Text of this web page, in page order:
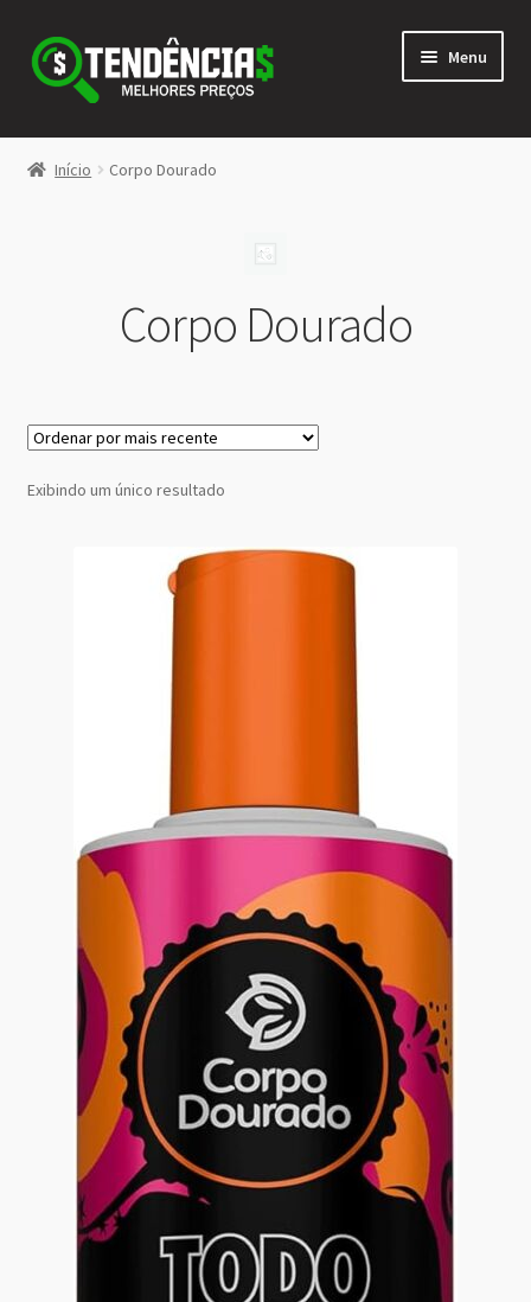
Pular
para
navegação
Pular
para
conteúdo
Menu
LOJA
Início Corpo Dourado
Corpo Dourado
Exibindo um único resultado